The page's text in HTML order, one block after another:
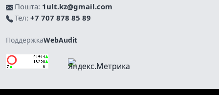
Пошта: 1ult.kz@gmail.com
Тел: +7 707 878 85 89
ПоддержкаWebAudit